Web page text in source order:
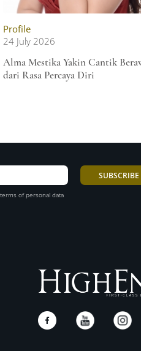
Profile
24 July 2026
Alma Mestika Yakin Cantik
dari Rasa Percaya Diri
of personal data